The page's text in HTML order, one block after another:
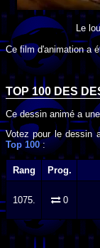
Le
Ce film d'animation a
TOP 100 DES
Ce dessin animé a
Votez pour le dessin
Top 100:
Rang Prog.
1075. 0